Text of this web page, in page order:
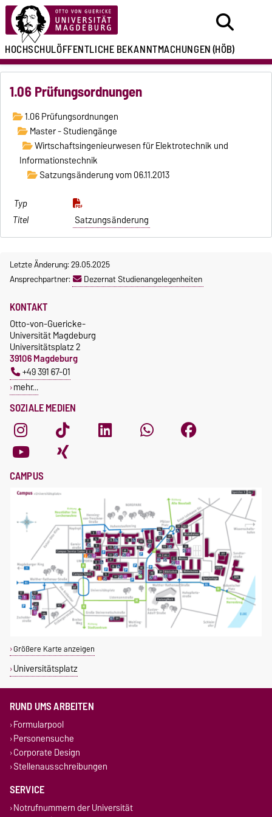
HOCHSCHULÖFFENTLICHEBEKANNTMACHUNGEN(HÖB)
1.06 Prüfungsordnungen
1.06 Prüfungsordnungen
Master - Studiengänge
Wirtschaftsingenieurwesen für Elektrotechnik und
Informationstechnik
Satzungsänderung vom 06.11.2013
Satzungsänderung
Letzte Änderung: 29.05.2025
Ansprechpartner:
Dezernat Studienangelegenheiten
SOZIALE MEDIEN
KONTAKT
Otto-von-Guericke-
Universität Magdeburg
Universitätsplatz 2
39106 Magdeburg
+49 391 67-01
mehr…
CAMPUS
Größere Karte anzeigen
Universitätsplatz
RUND UMS ARBEITEN
Formularpool
Personensuche
Corporate Design
Stellenausschreibungen
SERVICE
Notrufnummern der Universität